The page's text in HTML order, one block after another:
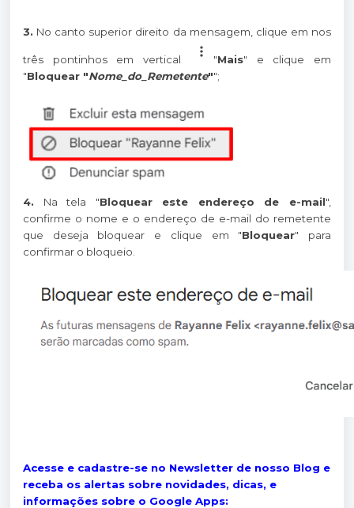
3. No canto superior direito da mensagem, clique em nos
três pontinhos em vertical "Mais" e clique em
"Bloquear "Nome_do_Remetente"";
4. Na tela "Bloquear este endereço de e-mail",
confirme o nome e o endereço de e-mail do remetente
que deseja bloquear e clique em "Bloquear" para
confirmar o bloqueio.
Acesse e cadastre-se no Newsletter de nosso Blog e
receba os alertas sobre novidades, dicas, e
informações sobre o Google Apps: